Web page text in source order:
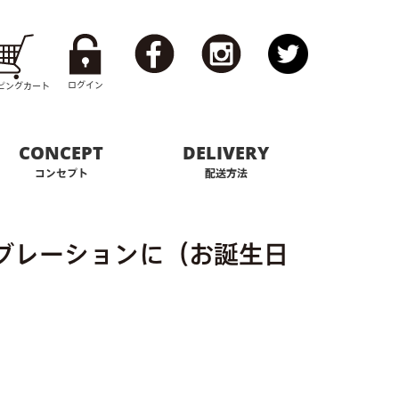
ングカート ログイン
CONCEPT
コンセプト
DELIVERY
配送方法
ーションに（お誕生日